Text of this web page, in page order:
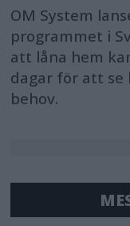
OM System
programmet i
att låna hem
dagar för att se
behov.